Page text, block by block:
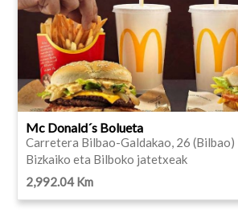
Mc Donald´s Bolueta
Carretera Bilbao-Galdakao, 26 (Bilbao)
Bizkaiko eta Bilboko jatetxeak
2,992.04 Km